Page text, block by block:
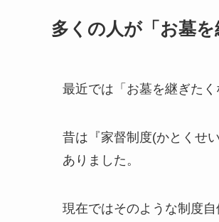
多くの人が「お墓
最近では「お墓を継ぎた
昔は『家督制度(かとくせ
ありました。
現在ではそのような制度